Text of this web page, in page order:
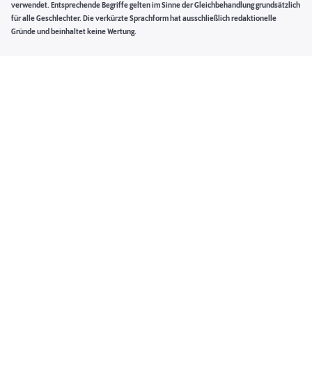
verwendet. Entsprechende Begriffe gelten im Sinne der Gleichbehandlung grundsätzlich
für alle Geschlechter. Die verkürzte Sprachform hat ausschließlich redaktionelle
Gründe und beinhaltet keine Wertung.